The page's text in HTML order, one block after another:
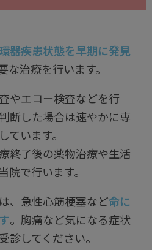
器疾患状態を早期に発見
な治療を行います。
やエコー検査などを行
断した場合は速やかに専
ています。
終了後の薬物治療や生活
院で行います。
、急性心筋梗塞など命に
。胸痛など気になる症状
診してください。